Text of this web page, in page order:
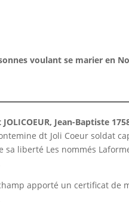
voulant se marier en
Jean-Baptiste
dt Joli Coeur soldat
sa liberté Les nommés
apporté un certificat de